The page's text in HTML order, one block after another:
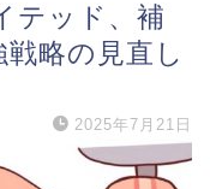
テッド、補
略の見直し
2025年7月21日